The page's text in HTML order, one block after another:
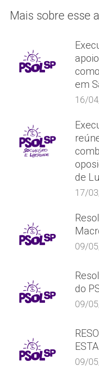
Mais sobre esse
em
16/
de
17/
09/
do
09/
09/